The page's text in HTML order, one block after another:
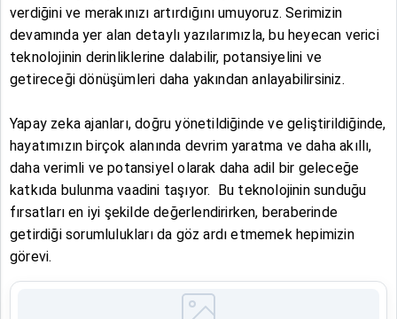
verdiğini ve merakınızı artırdığını umuyoruz. Serimizin
devamında yer alan detaylı yazılarımızla, bu heyecan verici
teknolojinin derinliklerine dalabilir, potansiyelini ve
getireceği dönüşümleri daha yakından anlayabilirsiniz.
Yapay zeka ajanları, doğru yönetildiğinde ve geliştirildiğinde,
hayatımızın birçok alanında devrim yaratma ve daha akıllı,
daha verimli ve potansiyel olarak daha adil bir geleceğe
katkıda bulunma vaadini taşıyor. Bu teknolojinin sunduğu
fırsatları en iyi şekilde değerlendirirken, beraberinde
getirdiği sorumlulukları da göz ardı etmemek hepimizin
görevi.